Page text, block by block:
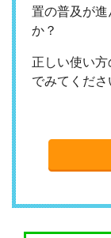
置の普及が
か？
正しい使い
でみてくださ